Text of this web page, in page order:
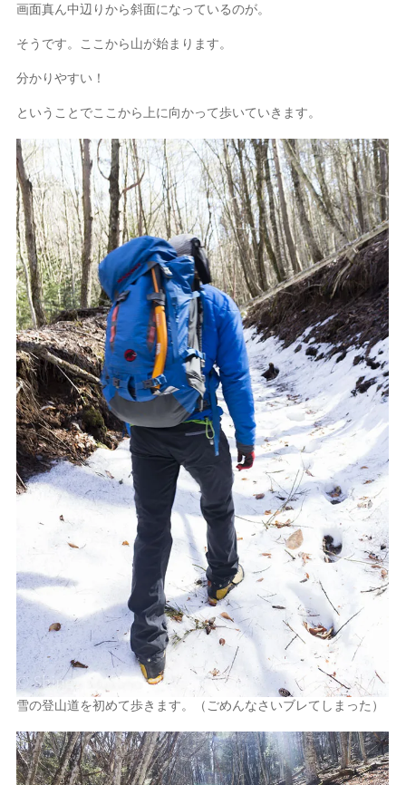
画面真ん中辺りから斜面になっているのが。
そうです。ここから山が始まります。
分かりやすい！
ということでここから上に向かって歩いていきます。
雪の登山道を初めて歩きます。（ごめんなさいブレてしまった）